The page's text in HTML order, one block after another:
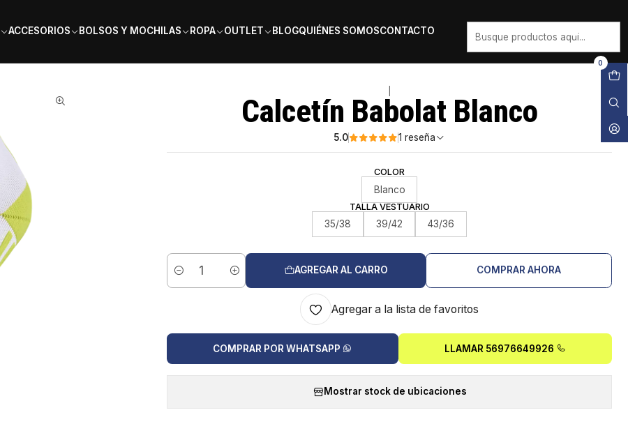
ACCESORIOS BOLSOS Y MOCHILAS ROPA OUTLET BLOGQUIÉNES SOMOSCONTACTO
0
Calcetín Babolat Blanco
5.0 1 reseña
COLOR
Blanco
TALLA VESTUARIO
35/38 39/42 43/36
Cantidad
AGREGAR AL CARRO COMPRAR AHORA
Agregar a la lista de favoritos
COMPRAR POR WHATSAPP LLAMAR 56976649926
Mostrar stock de ubicaciones